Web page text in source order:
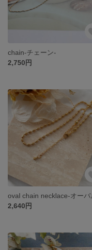
chain-チェーン-
2,750円
2,640円